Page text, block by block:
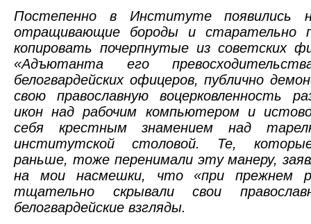
Постепенно в Институте появились
отращивающие бороды и старательно
копировать почерпнутые из советских
«Адъютанта его
белогвардейских офицеров, публично
свою православную воцерковленность
икон над рабочим компьютером и
себя крестным знамением над
институтской столовой. Те,
раньше, тоже перенимали эту манеру,
на мои насмешки, что «при прежнем
тщательно скрывали свои
белогвардейские взгляды.